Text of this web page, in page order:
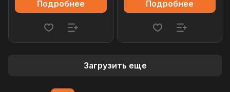
Подробнее Подробнее
Загрузить еще